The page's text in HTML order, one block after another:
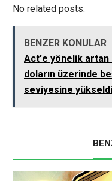
No related posts.
BENZER KONULAR
Act'e yönelik artan
doların üzerinde
seviyesine yükseldi